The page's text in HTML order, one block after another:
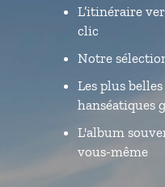
L’itinéraire
clic
Notre
Les plus
hanséatiques
L'album
vous-même